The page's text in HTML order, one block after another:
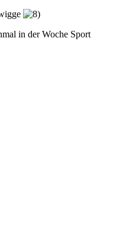
in der Woche Sport